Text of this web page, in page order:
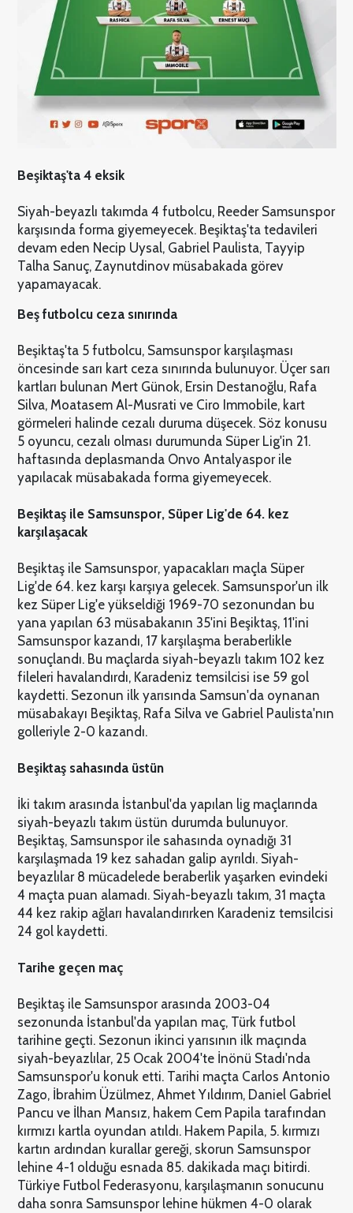
Beşiktaş'ta 4 eksik
Siyah-beyazlı takımda 4 futbolcu, Reeder Samsunspor
karşısında forma giyemeyecek. Beşiktaş'ta tedavileri
devam eden Necip Uysal, Gabriel Paulista, Tayyip
Talha Sanuç, Zaynutdinov müsabakada görev
yapamayacak.
Beş futbolcu ceza sınırında
Beşiktaş'ta 5 futbolcu, Samsunspor karşılaşması
öncesinde sarı kart ceza sınırında bulunuyor. Üçer sarı
kartları bulunan Mert Günok, Ersin Destanoğlu, Rafa
Silva, Moatasem Al-Musrati ve Ciro Immobile, kart
görmeleri halinde cezalı duruma düşecek. Söz konusu
5 oyuncu, cezalı olması durumunda Süper Lig'in 21.
haftasında deplasmanda Onvo Antalyaspor ile
yapılacak müsabakada forma giyemeyecek.
Beşiktaş ile Samsunspor, Süper Lig'de 64. kez
karşılaşacak
Beşiktaş ile Samsunspor, yapacakları maçla Süper
Lig'de 64. kez karşı karşıya gelecek. Samsunspor'un ilk
kez Süper Lig'e yükseldiği 1969-70 sezonundan bu
yana yapılan 63 müsabakanın 35'ini Beşiktaş, 11'ini
Samsunspor kazandı, 17 karşılaşma beraberlikle
sonuçlandı. Bu maçlarda siyah-beyazlı takım 102 kez
fileleri havalandırdı, Karadeniz temsilcisi ise 59 gol
kaydetti. Sezonun ilk yarısında Samsun'da oynanan
müsabakayı Beşiktaş, Rafa Silva ve Gabriel Paulista'nın
golleriyle 2-0 kazandı.
Beşiktaş sahasında üstün
İki takım arasında İstanbul'da yapılan lig maçlarında
siyah-beyazlı takım üstün durumda bulunuyor.
Beşiktaş, Samsunspor ile sahasında oynadığı 31
karşılaşmada 19 kez sahadan galip ayrıldı. Siyah-
beyazlılar 8 mücadelede beraberlik yaşarken evindeki
4 maçta puan alamadı. Siyah-beyazlı takım, 31 maçta
44 kez rakip ağları havalandırırken Karadeniz temsilcisi
24 gol kaydetti.
Tarihe geçen maç
Beşiktaş ile Samsunspor arasında 2003-04
sezonunda İstanbul'da yapılan maç, Türk futbol
tarihine geçti. Sezonun ikinci yarısının ilk maçında
siyah-beyazlılar, 25 Ocak 2004'te İnönü Stadı'nda
Samsunspor'u konuk etti. Tarihi maçta Carlos Antonio
Zago, İbrahim Üzülmez, Ahmet Yıldırım, Daniel Gabriel
Pancu ve İlhan Mansız, hakem Cem Papila tarafından
kırmızı kartla oyundan atıldı. Hakem Papila, 5. kırmızı
kartın ardından kurallar gereği, skorun Samsunspor
lehine 4-1 olduğu esnada 85. dakikada maçı bitirdi.
Türkiye Futbol Federasyonu, karşılaşmanın sonucunu
daha sonra Samsunspor lehine hükmen 4-0 olarak